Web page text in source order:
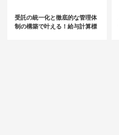
受託の統一化と徹底的な管理体
制の構築で叶える！給与計算標